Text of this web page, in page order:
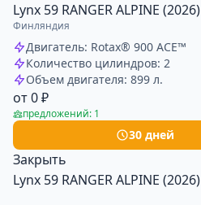
Lynx 59 RANGER ALPINE (2026)
Финляндия
Двигатель: Rotax® 900 ACE™
Количество цилиндров: 2
Объем двигателя: 899 л.
от 0 ₽
предложений: 1
30 дней
Закрыть
Lynx 59 RANGER ALPINE (2026)